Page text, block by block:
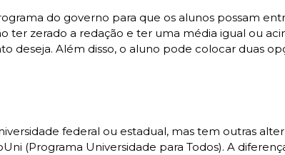
do governo para que os alunos possam
ter zerado a redação e ter uma média igual ou
deseja. Além disso, o aluno pode colocar duas
federal ou estadual, mas tem outras
(Programa Universidade para Todos). A